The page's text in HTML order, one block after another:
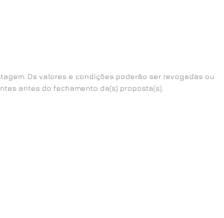
Os valores e condições poderão ser revogadas ou
antes do fechamento da(s) proposta(s).